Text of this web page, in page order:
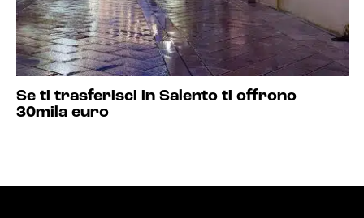
Se ti trasferisci in Salento ti offrono
30mila euro